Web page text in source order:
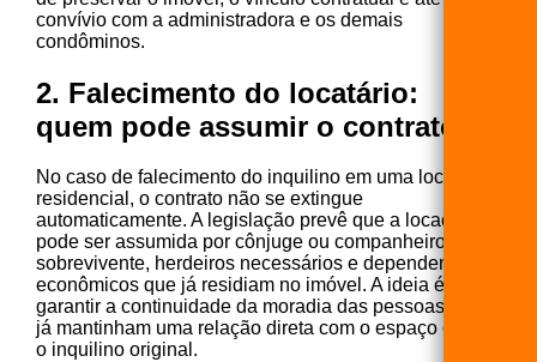
convívio com a administradora e os demais
condôminos.
2. Falecimento do locatário:
quem pode assumir o contrato?
No caso de falecimento do inquilino em uma locação
residencial, o contrato não se extingue
automaticamente. A legislação prevê que a locação
pode ser assumida por cônjuge ou companheiro
sobrevivente, herdeiros necessários e dependentes
econômicos que já residiam no imóvel. A ideia é
garantir a continuidade da moradia das pessoas que
já mantinham uma relação direta com o espaço e com
o inquilino original.